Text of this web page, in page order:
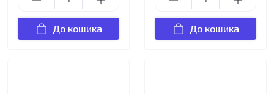
До кошика До кошика